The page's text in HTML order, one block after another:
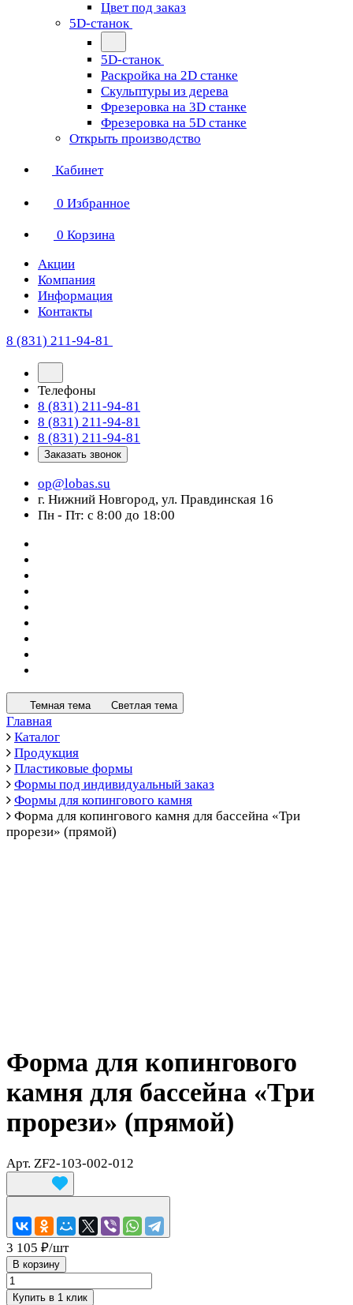
Цвет под заказ
5D-станок
5D-станок
Раскройка на 2D станке
Скульптуры из дерева
Фрезеровка на 3D станке
Фрезеровка на 5D станке
Открыть производство
Кабинет
0 Избранное
0 Корзина
Акции
Компания
Информация
Контакты
8 (831) 211-94-81
Телефоны
8 (831) 211-94-81
8 (831) 211-94-81
8 (831) 211-94-81
Заказать звонок
op@lobas.su
г. Нижний Новгород, ул. Правдинская 16
Пн - Пт: с 8:00 до 18:00
Темная тема Светлая тема
Главная
Каталог
Продукция
Пластиковые формы
Формы под индивидуальный заказ
Формы для копингового камня
Форма для копингового камня для бассейна «Три
прорези» (прямой)
Форма для копингового
камня для бассейна «Три
прорези» (прямой)
Арт. ZF2-103-002-012
3 105 ₽/шт
В корзину
Купить в 1 клик